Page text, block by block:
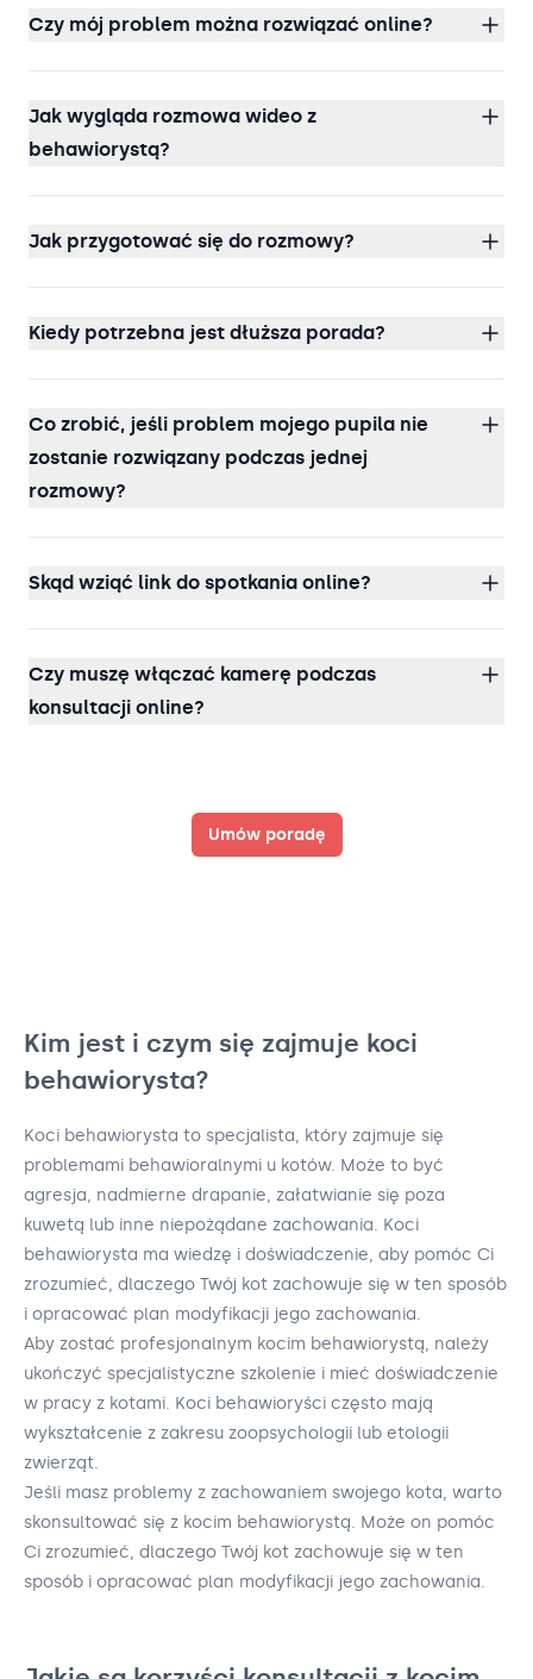
Czy mój problem można rozwiązać online?
Jak wygląda rozmowa wideo z
behawiorystą?
Jak przygotować się do rozmowy?
Kiedy potrzebna jest dłuższa porada?
Co zrobić, jeśli problem mojego pupila nie
zostanie rozwiązany podczas jednej
rozmowy?
Skąd wziąć link do spotkania online?
Czy muszę włączać kamerę podczas
konsultacji online?
Umów poradę
Kim jest i czym się zajmuje koci
behawiorysta?
Koci behawiorysta to specjalista, który zajmuje się
problemami behawioralnymi u kotów. Może to być
agresja, nadmierne drapanie, załatwianie się poza
kuwetą lub inne niepożądane zachowania. Koci
behawiorysta ma wiedzę i doświadczenie, aby pomóc Ci
zrozumieć, dlaczego Twój kot zachowuje się w ten sposób
i opracować plan modyfikacji jego zachowania.
Aby zostać profesjonalnym kocim behawiorystą, należy
ukończyć specjalistyczne szkolenie i mieć doświadczenie
w pracy z kotami. Koci behawioryści często mają
wykształcenie z zakresu zoopsychologii lub etologii
zwierząt.
Jeśli masz problemy z zachowaniem swojego kota, warto
skonsultować się z kocim behawiorystą. Może on pomóc
Ci zrozumieć, dlaczego Twój kot zachowuje się w ten
sposób i opracować plan modyfikacji jego zachowania.